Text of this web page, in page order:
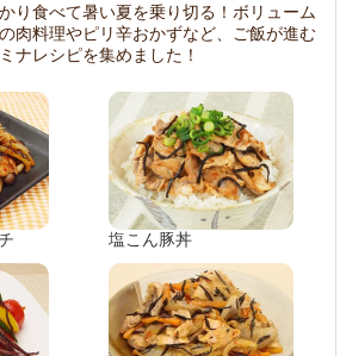
り食べて暑い夏を乗り切る！ボリューム
肉料理やピリ辛おかずなど、ご飯が進む
ナレシピを集めました！
塩こん豚丼